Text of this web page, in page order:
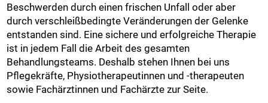
Beschwerden durch einen frischen Unfall oder aber
durch verschleißbedingte Veränderungen der Gelenke
entstanden sind. Eine sichere und erfolgreiche Therapie
ist in jedem Fall die Arbeit des gesamten
Behandlungsteams. Deshalb stehen Ihnen bei uns
Pflegekräfte, Physiotherapeutinnen und -therapeuten
sowie Fachärztinnen und Fachärzte zur Seite.